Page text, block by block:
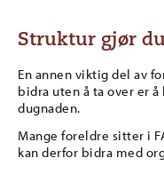
Struktur gjør
En annen viktig del av
bidra uten å ta over er
dugnaden.
Mange foreldre sitter i
kan derfor bidra med